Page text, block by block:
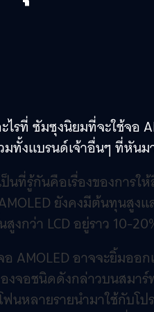
รที่ ซัมซุงนิยมที่จะใช้จอ
ทั้งแบรนด์เจ้าอื่นๆ ที่หันม
ป็นที่รู้กันคือเรื่องของกา
ยังคงมีต้นทุนสู
งกว่า LCD อยู่ราว 10-
AMOLED อาจจะยิ้มออ
จอชนิดดังกล่าวบนสมา
นหลายรายนำมาใช้กับโ